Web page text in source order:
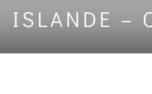
ISLANDE –